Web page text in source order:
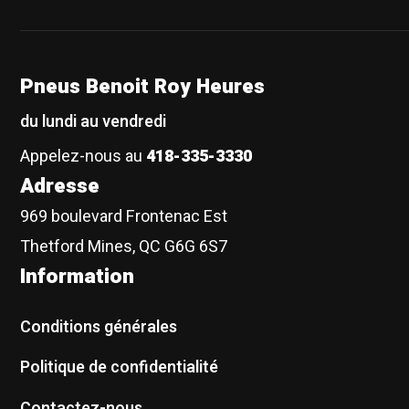
Pneus Benoit Roy Heures
du lundi au vendredi
Appelez-nous au 418-335-3330
Adresse
969 boulevard Frontenac Est
Thetford Mines, QC G6G 6S7
Information
Conditions générales
Politique de confidentialité